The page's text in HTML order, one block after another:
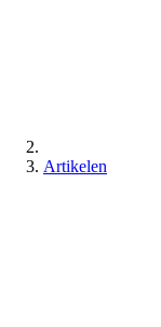
Artikelen